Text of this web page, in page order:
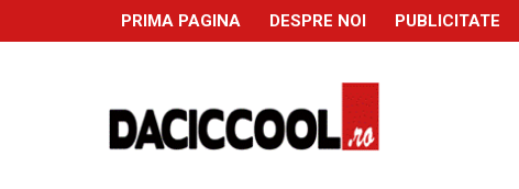
PRIMA PAGINA DESPRE NOI PUBLICITATE